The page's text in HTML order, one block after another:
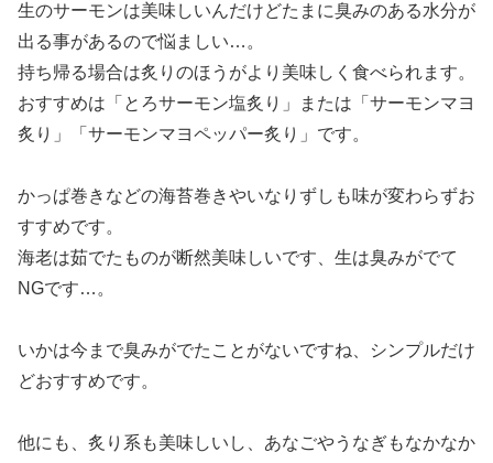
生のサーモンは美味しいんだけどたまに臭みのある水分が
出る事があるので悩ましい…。
持ち帰る場合は炙りのほうがより美味しく食べられます。
おすすめは「とろサーモン塩炙り」または「サーモンマヨ
炙り」「サーモンマヨペッパー炙り」です。
かっぱ巻きなどの海苔巻きやいなりずしも味が変わらずお
すすめです。
海老は茹でたものが断然美味しいです、生は臭みがでて
NGです…。
いかは今まで臭みがでたことがないですね、シンプルだけ
どおすすめです。
他にも、炙り系も美味しいし、あなごやうなぎもなかなか